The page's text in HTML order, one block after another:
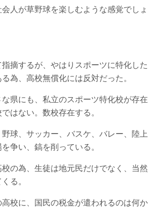
人が草野球を楽しむような感覚でしょ
摘するが、やはりスポーツに特化した
為、高校無償化には反対だった。
県にも、私立のスポーツ特化校が存在
はない。数校存在する。
球、サッカー、バスケ、バレー、陸上
争い、鎬を削っている。
の為、生徒は地元民だけでなく、当然
る。
校に、国民の税金が遣われるのは何か